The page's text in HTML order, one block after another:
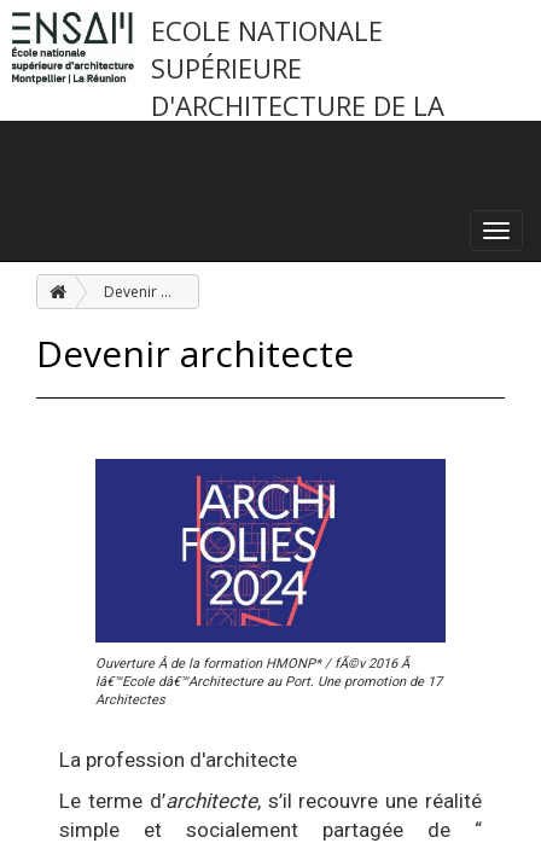
ECOLE NATIONALE
SUPÉRIEURE
D'ARCHITECTURE DE LA
Devenir architecte
Devenir architecte
Ouverture Â de la formation HMONP* / fÃ©v 2016 Ã
lâ€™Ecole dâ€™Architecture au Port. Une promotion de 17
Architectes
La profession d'architecte
Le terme d’architecte, s’il recouvre une réalité
simple et socialement partagée de “